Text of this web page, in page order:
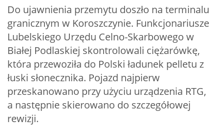
Do ujawnienia przemytu doszło na terminalu
granicznym w Koroszczynie. Funkcjonariusze
Lubelskiego Urzędu Celno-Skarbowego w
Białej Podlaskiej skontrolowali ciężarówkę,
która przewoziła do Polski ładunek pelletu z
łuski słonecznika. Pojazd najpierw
przeskanowano przy użyciu urządzenia RTG,
a następnie skierowano do szczegółowej
rewizji.